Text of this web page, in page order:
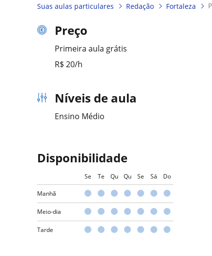
Suas aulas particulares Redação Fortaleza
Preço
Primeira aula grátis
R$ 20/h
Níveis de aula
Ensino Médio
Disponibilidade
Se Te Qu Qu Se Sá Do
Manhã
Meio-dia
Tarde